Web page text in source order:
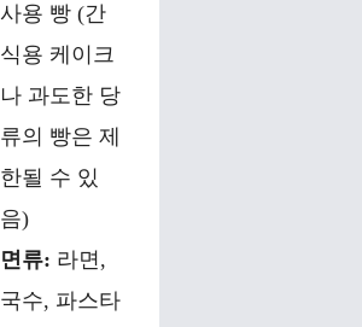
사용 빵 (간
식용 케이크
나 과도한 당
류의 빵은 제
한될 수 있
음)
면류: 라면,
국수, 파스타